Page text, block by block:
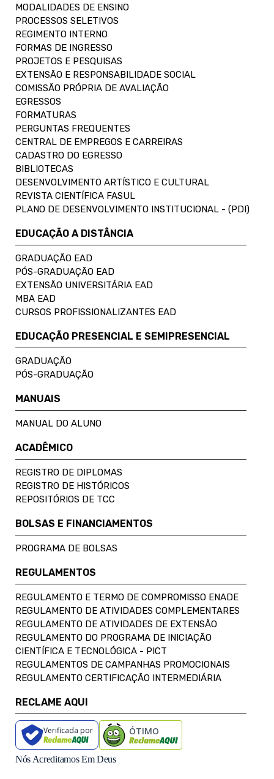
MODALIDADES DE ENSINO
PROCESSOS SELETIVOS
REGIMENTO INTERNO
FORMAS DE INGRESSO
PROJETOS E PESQUISAS
EXTENSÃO E RESPONSABILIDADE SOCIAL
COMISSÃO PRÓPRIA DE AVALIAÇÃO
EGRESSOS
FORMATURAS
PERGUNTAS FREQUENTES
CENTRAL DE EMPREGOS E CARREIRAS
CADASTRO DO EGRESSO
BIBLIOTECAS
DESENVOLVIMENTO ARTÍSTICO E CULTURAL
REVISTA CIENTÍFICA FASUL
PLANO DE DESENVOLVIMENTO INSTITUCIONAL - (PDI)
EDUCAÇÃO A DISTÂNCIA
GRADUAÇÃO EAD
PÓS-GRADUAÇÃO EAD
EXTENSÃO UNIVERSITÁRIA EAD
MBA EAD
CURSOS PROFISSIONALIZANTES EAD
EDUCAÇÃO PRESENCIAL E SEMIPRESENCIAL
GRADUAÇÃO
PÓS-GRADUAÇÃO
MANUAIS
MANUAL DO ALUNO
ACADÊMICO
REGISTRO DE DIPLOMAS
REGISTRO DE HISTÓRICOS
REPOSITÓRIOS DE TCC
BOLSAS E FINANCIAMENTOS
PROGRAMA DE BOLSAS
REGULAMENTOS
REGULAMENTO E TERMO DE COMPROMISSO ENADE
REGULAMENTO DE ATIVIDADES COMPLEMENTARES
REGULAMENTO DE ATIVIDADES DE EXTENSÃO
REGULAMENTO DO PROGRAMA DE INICIAÇÃO
CIENTÍFICA E TECNOLÓGICA - PICT
REGULAMENTOS DE CAMPANHAS PROMOCIONAIS
REGULAMENTO CERTIFICAÇÃO INTERMEDIÁRIA
RECLAME AQUI
Verificada por ÓTIMO
Nós Acreditamos Em Deus